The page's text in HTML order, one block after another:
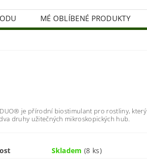
MÉ OBLÍBENÉ PRODUKTY
DUO® je přírodní biostimulant pro rostliny, který
druhy užitečných mikroskopických hub.
Skladem(8 ks)